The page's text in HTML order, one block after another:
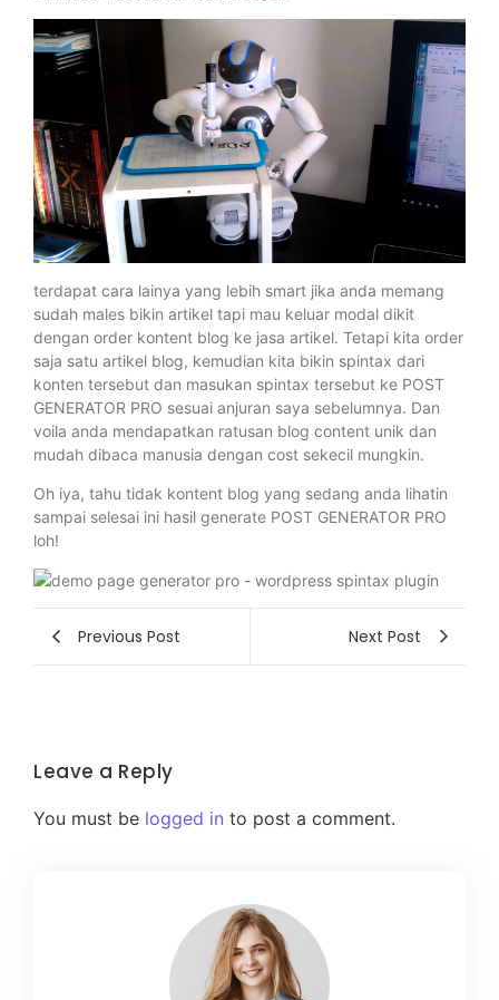
terdapat cara lainya yang lebih smart jika anda memang
sudah males bikin artikel tapi mau keluar modal dikit
dengan order kontent blog ke jasa artikel. Tetapi kita order
saja satu artikel blog, kemudian kita bikin spintax dari
konten tersebut dan masukan spintax tersebut ke POST
GENERATOR PRO sesuai anjuran saya sebelumnya. Dan
voila anda mendapatkan ratusan blog content unik dan
mudah dibaca manusia dengan cost sekecil mungkin.
Oh iya, tahu tidak kontent blog yang sedang anda lihatin
sampai selesai ini hasil generate POST GENERATOR PRO
loh!
Previous Post Next Post
Leave a Reply
You must be logged in to post a comment.